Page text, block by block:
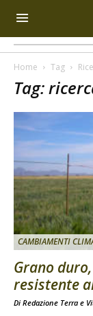
Home Tag
Tag:
CAMBIAMENTI
Grano
resistente
Di Redazione Terra e